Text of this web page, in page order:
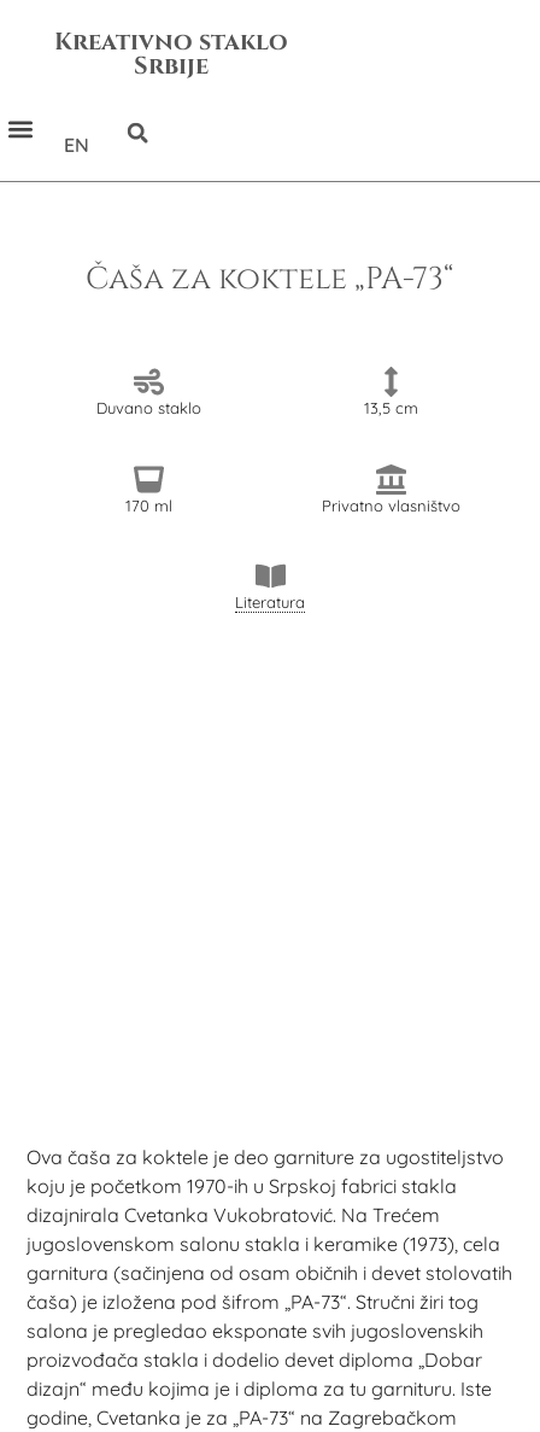
Kreativno staklo
Srbije
EN
Čaša za koktele „PA-73“
Duvano staklo 13,5 cm
170 ml Privatno vlasništvo
Literatura
Ova čaša za koktele je deo garniture za ugostiteljstvo
koju je početkom 1970-ih u Srpskoj fabrici stakla
dizajnirala Cvetanka Vukobratović. Na Trećem
jugoslovenskom salonu stakla i keramike (1973), cela
garnitura (sačinjena od osam običnih i devet stolovatih
čaša) je izložena pod šifrom „PA-73“. Stručni žiri tog
salona je pregledao eksponate svih jugoslovenskih
proizvođača stakla i dodelio devet diploma „Dobar
dizajn“ među kojima je i diploma za tu garnituru. Iste
godine, Cvetanka je za „PA-73“ na Zagrebačkom